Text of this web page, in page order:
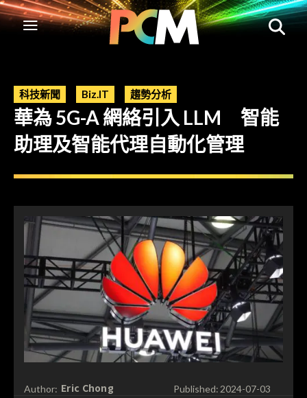
科技新聞 Biz.IT 趨勢分析
華為 5G-A 網絡引入 LLM 智能
助理及智能代理自動化管理
Author: Eric Chong Published: 2024-07-03